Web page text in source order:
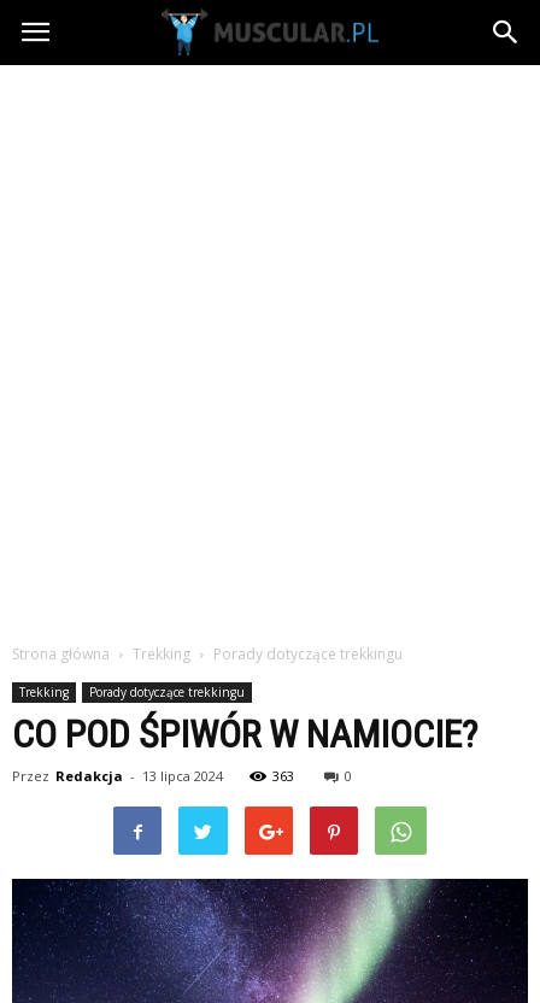
Muscular.pl
Strona główna Trekking Porady dotyczące trekkingu
Trekking Porady dotyczące trekkingu
CO POD ŚPIWÓR W NAMIOCIE?
Przez Redakcja - 13 lipca 2024 363 0